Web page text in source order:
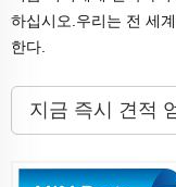
하십시오.우리는 전 세
한다.
지금 즉시 견적